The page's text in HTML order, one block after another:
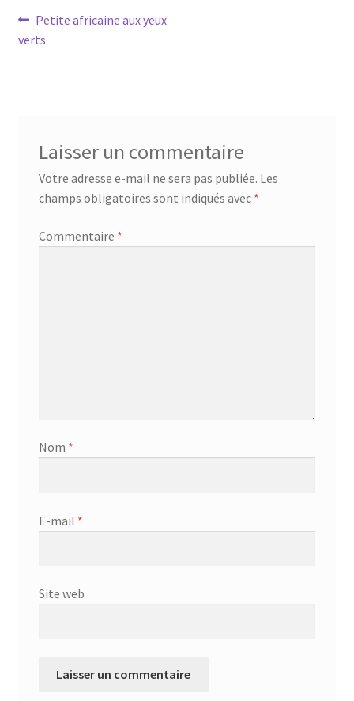
Navigation
de
Article
précédent :
Petite africaine aux yeux
verts
Laisser un commentaire
Votre adresse e-mail ne sera pas publiée. Les
champs obligatoires sont indiqués avec *
Commentaire *
Nom *
E-mail *
Site web